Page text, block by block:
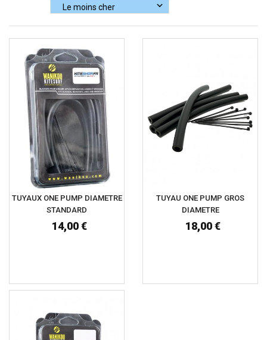
TUYAUX ONE PUMP DIAMETRE
STANDARD
14,00 €
TUYAU ONE PUMP GROS
DIAMETRE
18,00 €